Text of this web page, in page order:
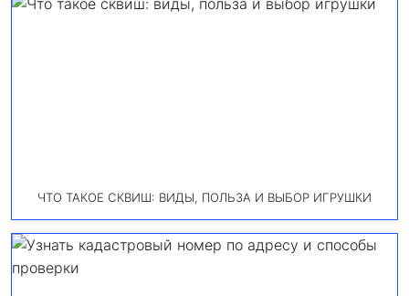
ЧТО ТАКОЕ СКВИШ: ВИДЫ, ПОЛЬЗА И ВЫБОР ИГРУШКИ